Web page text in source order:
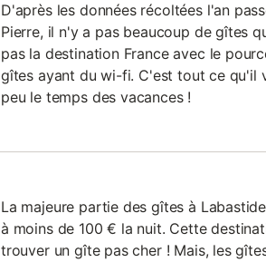
D'après les données récoltées l'an
Pierre, il n'y a pas beaucoup de gîtes
pas la destination France avec le
gîtes ayant du wi-fi. C'est tout ce qu'il
peu le temps des vacances !
La majeure partie des gîtes à
à moins de 100 € la nuit. Cette
trouver un gîte pas cher ! Mais, les